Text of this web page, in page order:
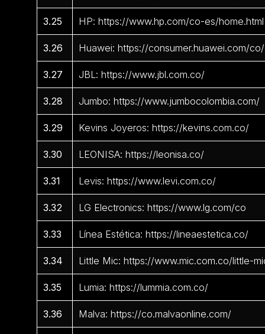
3.25 HP: https://www.hp.com/co-es/home.html
3.26 Huawei: https://consumer.huawei.com/co/
3.27 JBL: https://www.jbl.com.co/
3.28 Jumbo: https://www.jumbocolombia.com/
3.29 Kevins Joyeros: https://kevins.com.co/
3.30 LEONISA: https://leonisa.co/
3.31 Levis: https://www.levi.com.co/
3.32 LG Electronics: https://www.lg.com/co
3.33 Línea Estética: https://lineaestetica.co/
3.34 Little Mic: https://www.mic.com.co/little-
3.35 Lumia: https://lummia.com.co/
3.36 Malva: https://co.malvaonline.com/